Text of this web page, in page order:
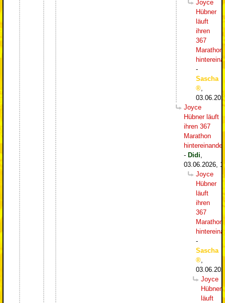
Joyce
Hübner
läuft
ihren
367
Marathon
-
Sascha
Joyce
Hübner läuft
ihren 367
Marathon
hintereinander
- Didi
03.06.2026,
Joyce
Hübner
läuft
ihren
367
Marathon
-
Sascha
Joyce
Hübner
läuft